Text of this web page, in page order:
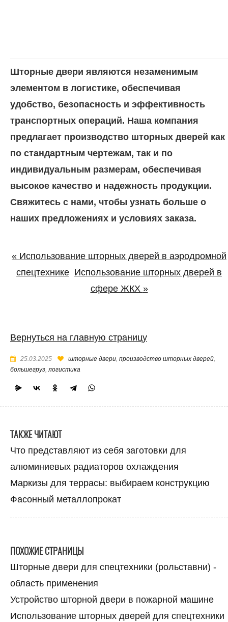
Шторные двери являются незаменимым
элементом в логистике, обеспечивая
удобство, безопасность и эффективность
транспортных операций. Наша компания
предлагает производство шторных дверей как
по стандартным чертежам, так и по
индивидуальным размерам, обеспечивая
высокое качество и надежность продукции.
Свяжитесь с нами, чтобы узнать больше о
наших предложениях и условиях заказа.
« Использование шторных дверей в аэродромной
спецтехнике Использование шторных дверей в
сфере ЖКХ »
Вернуться на главную страницу
25.03.2025 шторные двери, производство шторных дверей,
большегруз,логистика
ТАКЖЕ ЧИТАЮТ
Что представляют из себя заготовки для
алюминиевых радиаторов охлаждения
Маркизы для террасы: выбираем конструкцию
Фасонный металлопрокат
ПОХОЖИЕ СТРАНИЦЫ
Шторные двери для спецтехники (рольставни) -
область применения
Устройство шторной двери в пожарной машине
Использование шторных дверей для спецтехники